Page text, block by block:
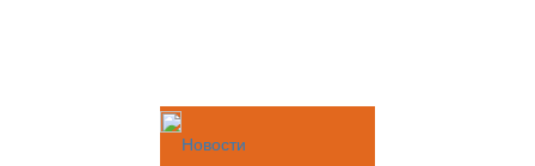
Новости